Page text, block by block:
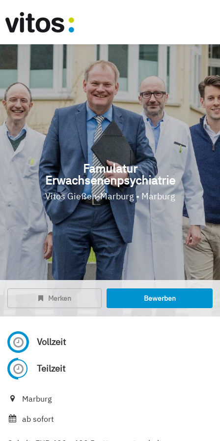
Famulatur
Erwachsenenpsychiatrie
Vitos Gießen-Marburg • Marburg
Merken Bewerben
Vollzeit
Teilzeit
Marburg
ab sofort